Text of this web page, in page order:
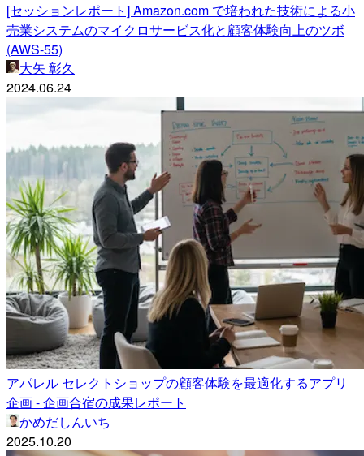
[セッションレポート] Amazon.com で培われた技術による小
売業システムのマイクロサービス化と顧客体験向上のツボ
(AWS-55)
大矢 彰久
2024.06.24
アパレル セレクトショップの顧客体験を最適化するアプリ
企画 - 企画合宿の成果レポート
かめだしんいち
2025.10.20